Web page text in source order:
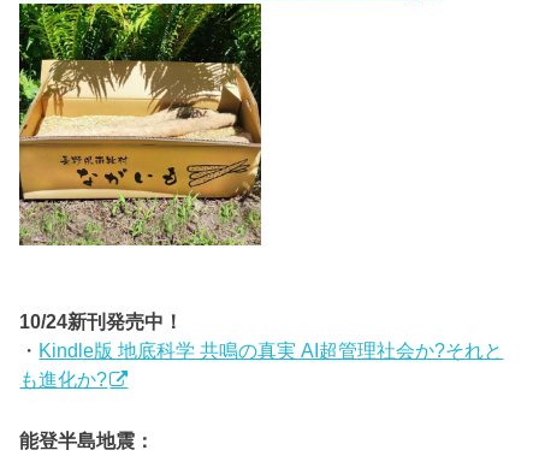
10/24新刊発売中！
・ Kindle版 地底科学 共鳴の真実 AI超管理社会か?それと
も進化か?
能登半島地震：